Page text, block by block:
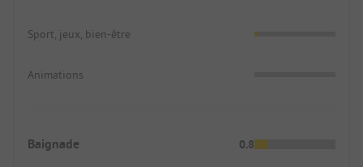
Sport, jeux, bien-être
Animations
Baignade 0.8